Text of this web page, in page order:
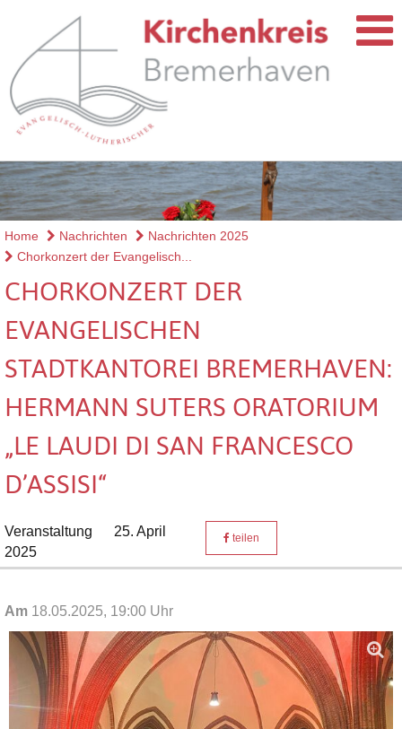
Home Nachrichten
Nachrichten 2025
Chorkonzert der Evangelisch...
CHORKONZERT DER
EVANGELISCHEN
STADTKANTOREI BREMERHAVEN:
HERMANN SUTERS ORATORIUM
„LE LAUDI DI SAN FRANCESCO
D’ASSISI“
Veranstaltung
25. April
2025
teilen
Am 18.05.2025, 19:00 Uhr